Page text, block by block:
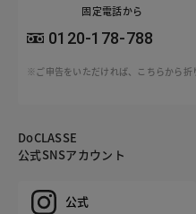
固定電話から
0120-178-788
※ご申告をいただければ、こちらから折
DoCLASSE
公式SNSアカウント
公式